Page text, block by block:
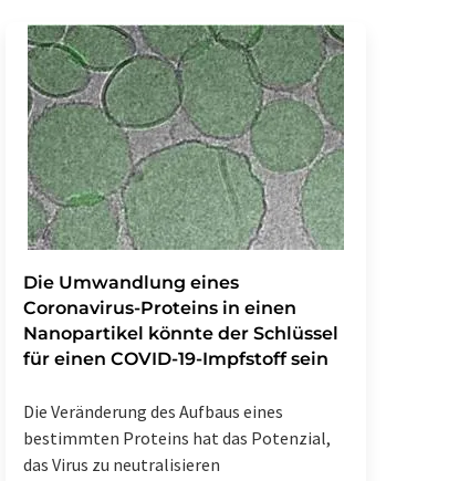
Die Umwandlung eines
Coronavirus-Proteins in einen
Nanopartikel könnte der Schlüssel
für einen COVID-19-Impfstoff sein
Die Veränderung des Aufbaus eines
bestimmten Proteins hat das Potenzial,
das Virus zu neutralisieren